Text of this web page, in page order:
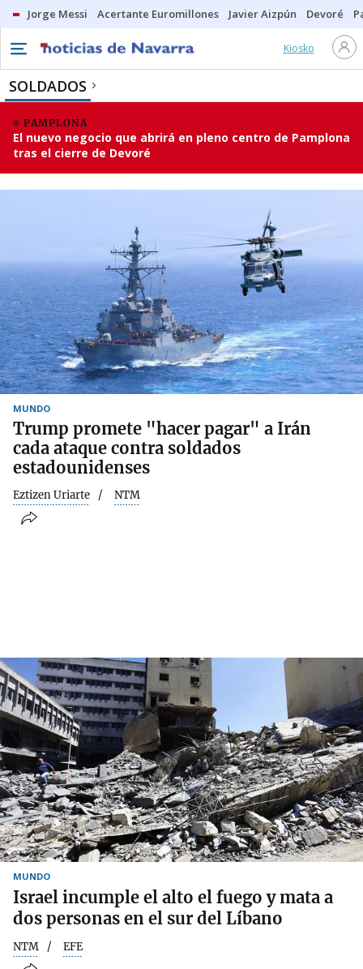
Jorge Messi Acertante Euromillones Javier Aizpún Devoré
Kiosko
SOLDADOS
PAMPLONA
El nuevo negocio que abrirá en pleno centro de Pamplona
tras el cierre de Devoré
MUNDO
Trump promete "hacer pagar" a Irán
cada ataque contra soldados
estadounidenses
Eztizen Uriarte NTM
MUNDO
Israel incumple el alto el fuego y mata a
dos personas en el sur del Líbano
NTM EFE